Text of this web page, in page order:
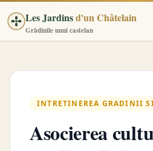
Les Jardinsd'un Châtelain
Grădinile unui castelan
INTRETINEREA GRADINII
Asocierea